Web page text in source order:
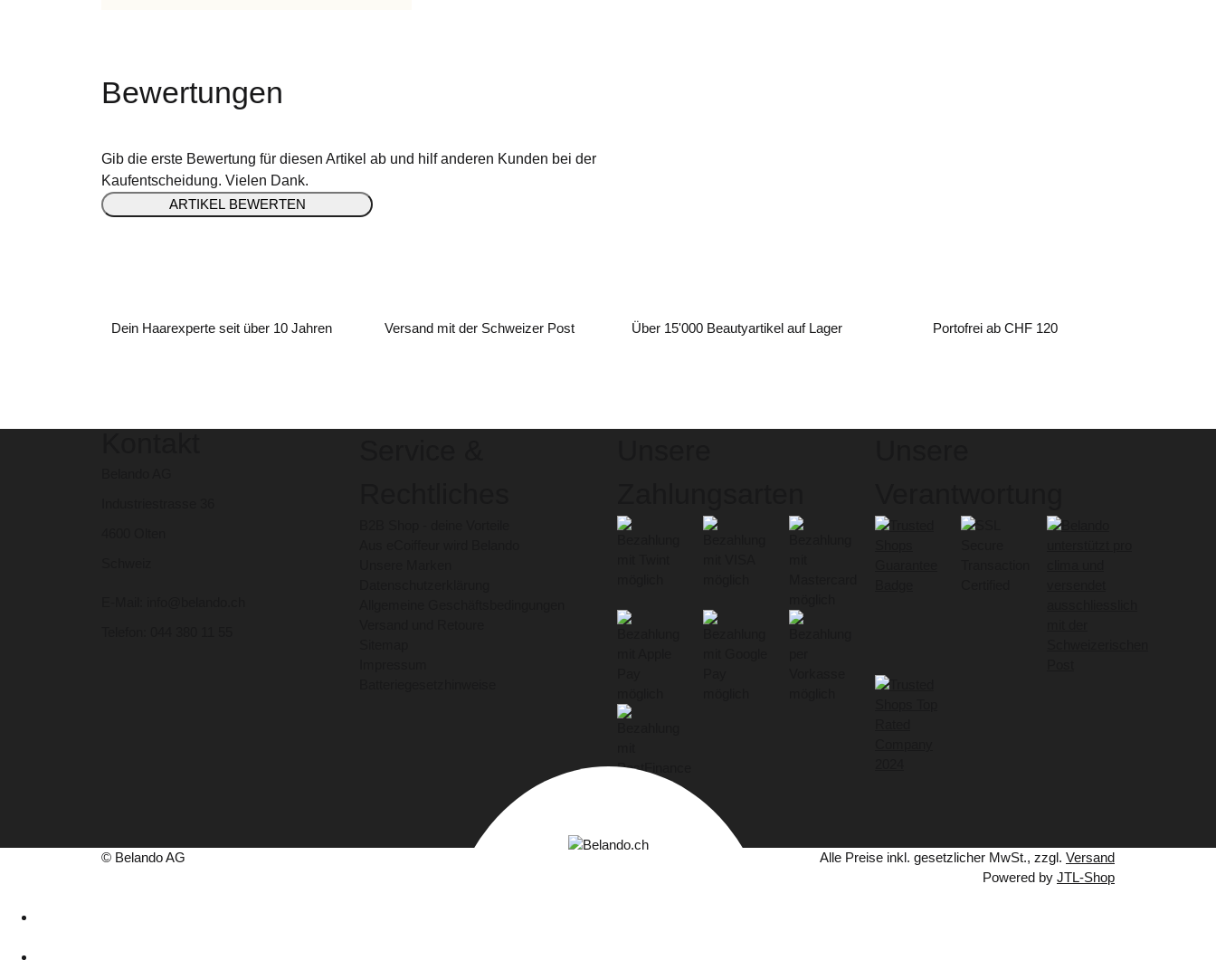
Bewertungen
Gib die erste Bewertung für diesen Artikel ab und hilf anderen Kunden bei der
Kaufentscheidung. Vielen Dank.
ARTIKEL BEWERTEN
Dein Haarexperte seit über 10 Jahren Versand mit der Schweizer Post Über 15'000 Beautyartikel auf Lager Portofrei ab CHF 120
© Belando AG Alle Preise inkl. gesetzlicher MwSt., zzgl. Versand
Powered by JTL-Shop